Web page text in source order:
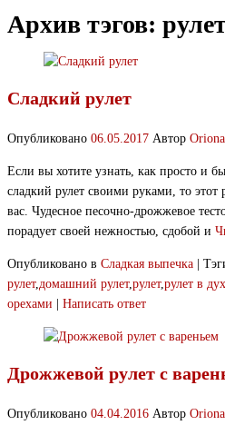
Архив тэгов:
Сладкий рулет
Опубликовано 06.05.2017 Автор Oriona
Если вы хотите узнать, как просто и
сладкий рулет своими руками, то этот
вас. Чудесное песочно-дрожжевое
порадует своей нежностью, сдобой и
Опубликовано в Сладкая выпечка
рулет,домашний рулет,рулет,рулет в
орехами
Написать ответ
Дрожжевой рулет с
Опубликовано 04.04.2016 Автор Oriona